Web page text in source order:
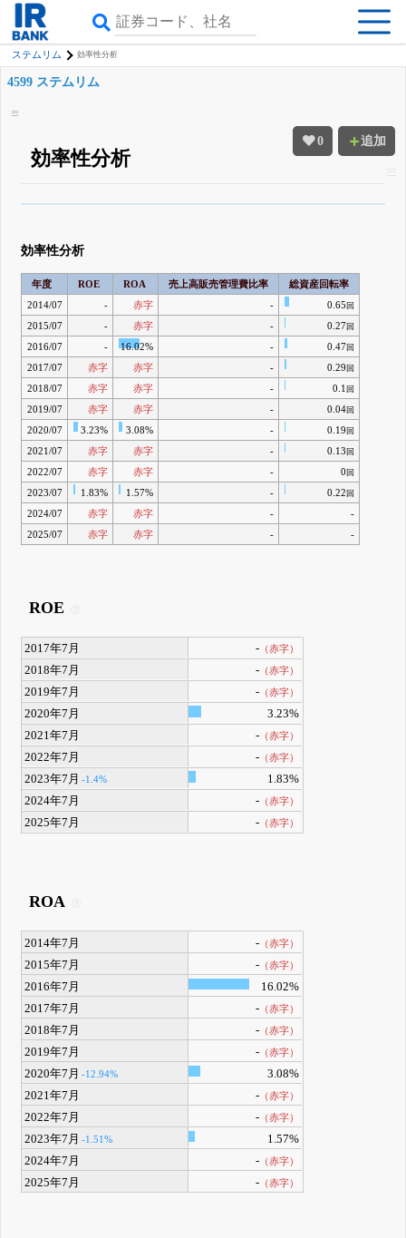
ステムリム 効率性分析
0 追加
4599 ステムリム
効率性分析
登録すると永久30%OFFと米株版の先行利用も付きます
効率性分析
年度 ROE ROA 売上高販売管理費比率
総資産回転率
2014/07
- 赤字 - 0.65 回
2015/07 - 赤字 - 0.27回
2016/07 - 16.02% - 0.47回
2017/07 赤字 赤字 - 0.29 回
2018/07 赤字 赤字 - 0.1 回
2019/07 赤字 赤字 - 0.04回
2020/07 3.23% 3.08% - 0.19 回
2021/07 赤字 赤字 - 0.13 回
2022/07 赤字 赤字 - 0 回
2023/07 1.83% 1.57% - 0.22 回
2024/07 赤字 赤字 -
-
2025/07
赤字 赤字 - -
ROE
2017年7月 - （赤字）
2018年7月 - （赤字）
2019年7月 - （赤字）
2020年7月
3.23%
2021年7月
- （赤字）
2022年7月 - （赤字）
2023年7月 -1.4%
1.83%
2024年7月
- （赤字）
2025年7月 - （赤字）
ROA
2014年7月 - （赤字）
2015年7月 - （赤字）
2016年7月
16.02%
2017年7月
- （赤字）
2018年7月 - （赤字）
2019年7月 - （赤字）
2020年7月 -12.94%
3.08%
2021年7月
- （赤字）
2022年7月 - （赤字）
2023年7月 -1.51%
1.57%
2024年7月
- （赤字）
2025年7月 - （赤字）